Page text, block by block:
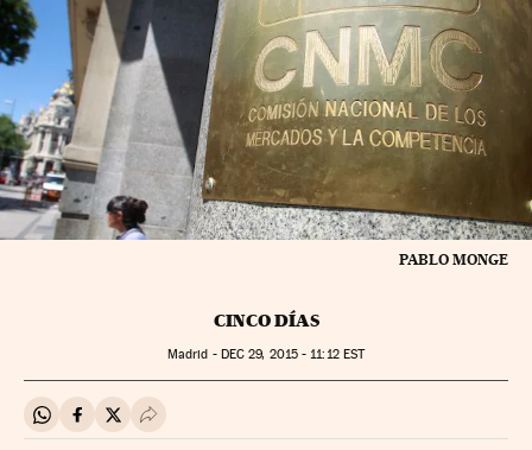
PABLO MONGE
CINCO DÍAS
Madrid - DEC 29, 2015 - 11:12EST
Compartir en Whatsapp
Compartir en Facebook
Compartir en Twitter
Desplegar Redes Sociales